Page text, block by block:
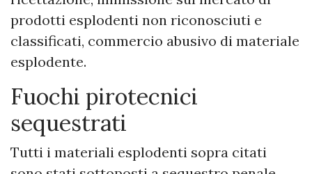
prodotti esplodenti non riconosciuti e
classificati, commercio abusivo di materiale
esplodente.
Fuochi pirotecnici
sequestrati
Tutti i materiali esplodenti sopra citati